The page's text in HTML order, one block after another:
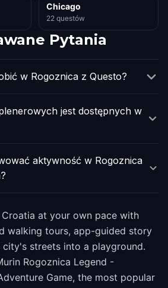
Chicago
22 questów
Pytania
w Rogoznica z Questo?
jest dostępnych w
aktywność w Rogoznica
at your own pace with
walking tours, app-guided story
streets into a playground.
Rogoznica Legend -
Game, the most popular